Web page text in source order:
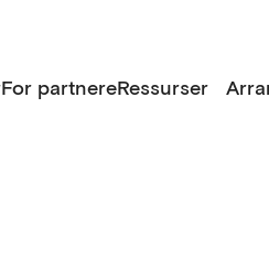
For partnereRessurser